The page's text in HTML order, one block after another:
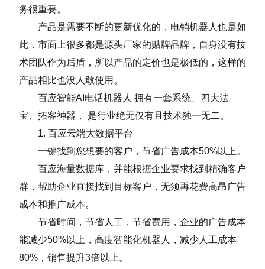
务很重要。
产品是需要不断的更新优化的，电销机器人也是如
此，市面上很多都是源头厂家的贴牌品牌，自身没有技
术团队作为后盾，所以产品的定价也是极低的，这样的
产品相比也没人敢使用。
百应智能AI电话机器人 拥有一套系统、四大法
宝、拓客神器， 是行业绝无仅有且技术独一无二。
1. 百应云端大数据平台
一键找到您想要的客户，节省广告成本50%以上。
百应海量数据库，并能根据企业要求找到精确客户
群，帮助企业直接找到目标客户，无须再花费高昂广告
成本和推广成本。
节省时间，节省人工，节省费用，企业的广告成本
能减少50%以上，高度智能化机器人，减少人工成本
80%，销售提升3倍以上。